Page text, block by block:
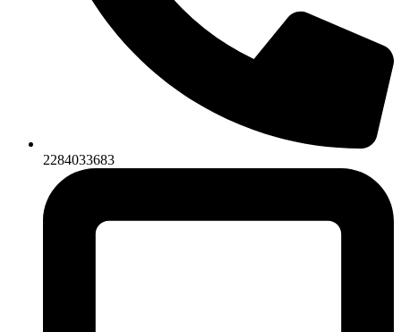
2284033683